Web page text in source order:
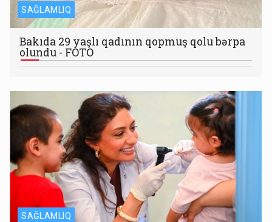
SAĞLAMLIQ
Bakıda 29 yaşlı qadının qopmuş qolu bərpa
olundu - FOTO
SAĞLAMLIQ